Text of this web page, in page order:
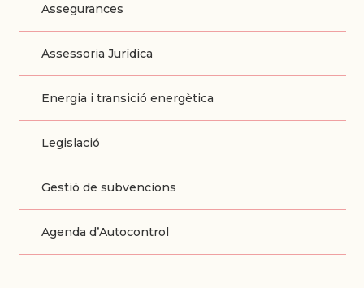
Assegurances
Assessoria Jurídica
Energia i transició energètica
Legislació
Gestió de subvencions
Agenda d’Autocontrol